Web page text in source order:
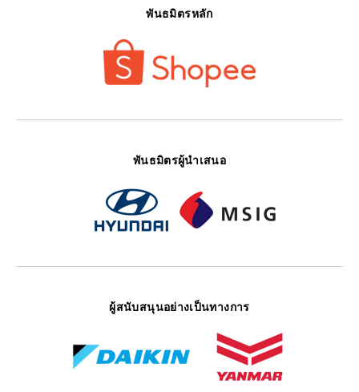
พันธมิตรหลัก
พันธมิตรผู้นำเสนอ
ผู้สนับสนุนอย่างเป็นทางการ